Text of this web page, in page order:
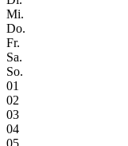
Mi.
Do.
Fr.
Sa.
So.
01
02
03
04
05